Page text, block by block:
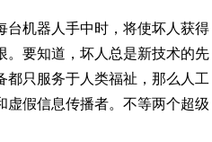
台机器人手中时，将使坏人获得
。要知道，坏人总是新技术的先
都只服务于人类福祉，那么人工
虚假信息传播者。不等两个超级